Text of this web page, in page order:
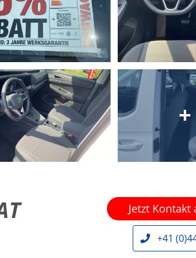
Jetzt
+41